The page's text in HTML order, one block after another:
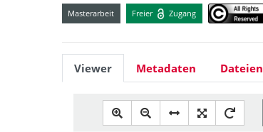
Masterarbeit Freier Zugang
Viewer Metadaten Dateien